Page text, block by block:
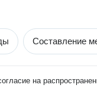
Составление
на